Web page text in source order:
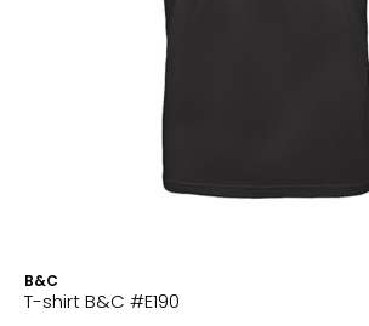
B&C
T-shirt B&C #E190